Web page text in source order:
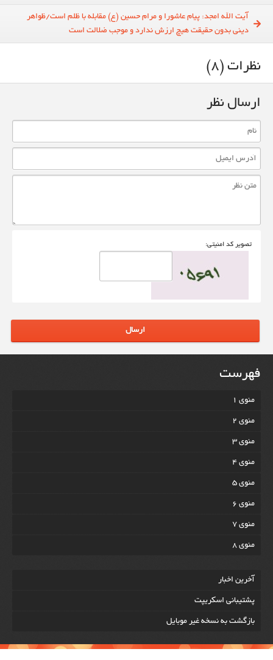
آیت الله امجد: پیام عاشورا و مرام حسین (ع) مقابله با ظلم است/ظواهر
دینی بدون حقیقت هیچ ارزش ندارد و موجب ضلالت است
نظرات (8)
ارسال نظر
تصوير کد امنيتی:
ارسال
فهرست
منوی 1
منوی 2
منوی 3
منوی 4
منوی 5
منوی 6
منوی 7
منوی 8
آخرين اخبار
پشتیبانی اسکریپت
بازگشت به نسخه غير موبایل